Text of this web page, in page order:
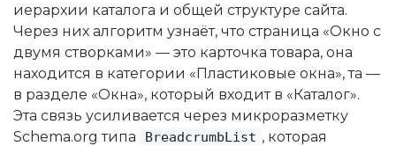
иерархии каталога и общей структуре сайта.
Через них алгоритм узнаёт, что страница «Окно с
двумя створками» — это карточка товара, она
находится в категории «Пластиковые окна», та —
в разделе «Окна», который входит в «Каталог».
Эта связь усиливается через микроразметку
Schema.org типа
BreadcrumbList , которая